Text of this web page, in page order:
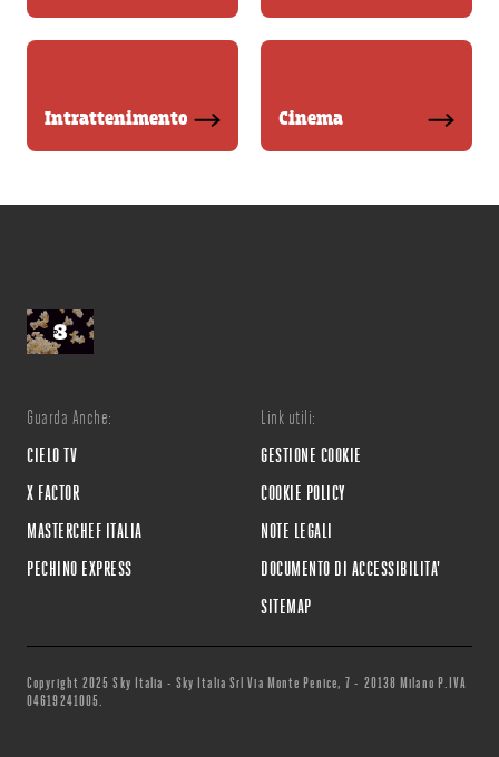
Intrattenimento Cinema
Guarda Anche:
CIELO TV
X FACTOR
MASTERCHEF ITALIA
PECHINO EXPRESS
Link utili:
GESTIONE COOKIE
COOKIE POLICY
NOTE LEGALI
DOCUMENTO DI ACCESSIBILITA'
SITEMAP
Copyright 2025 Sky Italia - Sky Italia Srl Via Monte Penice, 7 - 20138 Milano P.IVA
04619241005.